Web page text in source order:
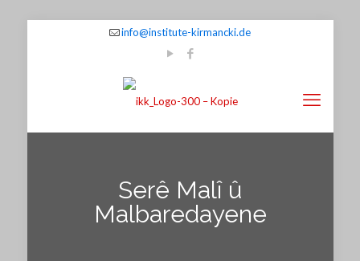
info@institute-kirmancki.de
Serê Malî û
Malbaredayene